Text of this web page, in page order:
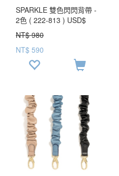
SPARKLE 雙色閃閃背帶 -
2色 ( 222-813 ) USD$
35.6
NT$ 980
NT$ 590